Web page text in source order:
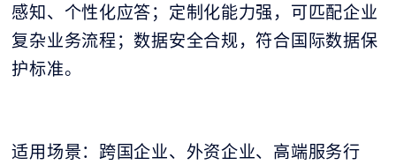
感知、个性化应答；定制化能力强，可匹配企业
复杂业务流程；数据安全合规，符合国际数据保
护标准。
适用场景：跨国企业、外资企业、高端服务行